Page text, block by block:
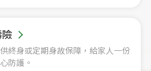
終身或定期身故保障，給家人一份
防護。